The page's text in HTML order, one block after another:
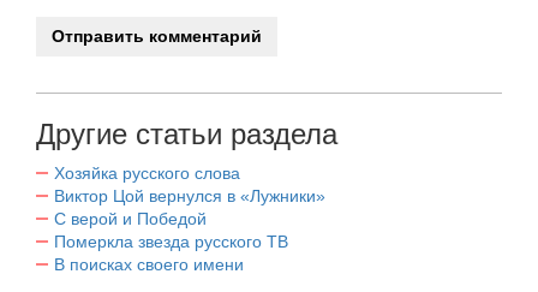
Другие статьи раздела
Хозяйка русского слова
Виктор Цой вернулся в «Лужники»
С верой и Победой
Померкла звезда русского ТВ
В поисках своего имени